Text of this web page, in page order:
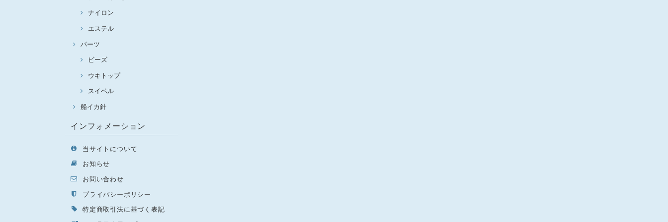
ナイロン
エステル
パーツ
ビーズ
ウキトップ
スイベル
船イカ針
インフォメーション
当サイトについて
お知らせ
お問い合わせ
プライバシーポリシー
特定商取引法に基づく表記